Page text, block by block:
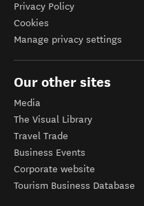
Privacy Policy
Cookies
Manage privacy settings
Our other sites
Media
The Visual Library
Travel Trade
Business Events
Corporate website
Tourism Business Database